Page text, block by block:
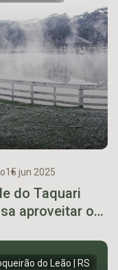
15 jun 2025
do Taquari
aproveitar o
do Leão | RS